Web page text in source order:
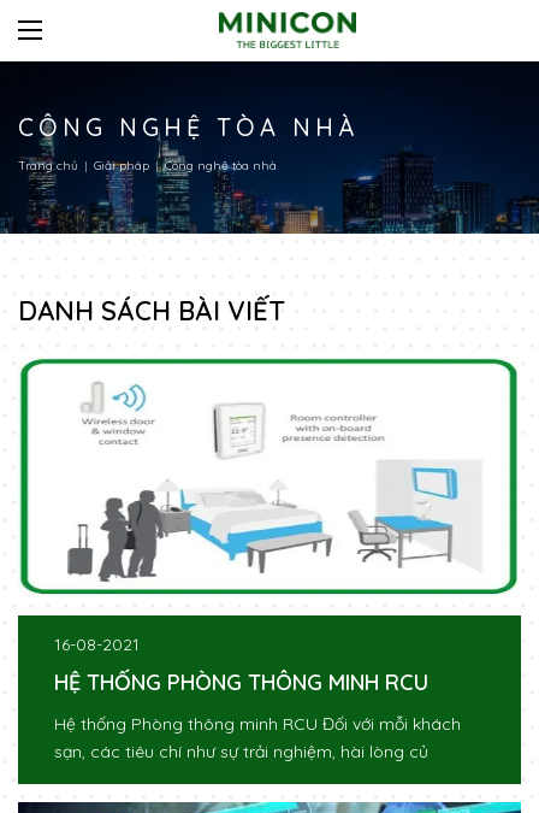
CÔNG NGHỆ TÒA NHÀ
Trang chủ Giải pháp Công nghệ tòa nhà
DANH SÁCH BÀI VIẾT
16-08-2021
HỆ THỐNG PHÒNG THÔNG MINH RCU
Hệ thống Phòng thông minh RCU Đối với mỗi khách
sạn, các tiêu chí như sự trải nghiệm, hài lòng củ